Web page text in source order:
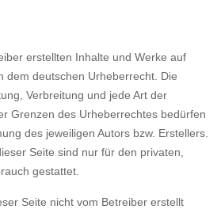
erstellten Inhalte und Werke auf
dem deutschen Urheberrecht. Die
Verbreitung und jede Art der
Grenzen des Urheberrechtes bedürfen
des jeweiligen Autors bzw. Erstellers.
Seite sind nur für den privaten,
gestattet.
Seite nicht vom Betreiber erstellt